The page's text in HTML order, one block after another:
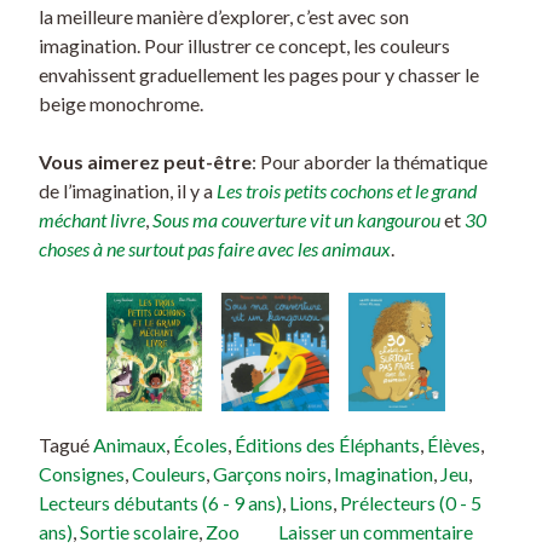
la meilleure manière d’explorer, c’est avec son
imagination. Pour illustrer ce concept, les couleurs
envahissent graduellement les pages pour y chasser le
beige monochrome.
Vous aimerez peut-être: Pour aborder la thématique
de l’imagination, il y a Les trois petits cochons et le grand
méchant livre Sous ma couverture vit un kangourouet30
choses à ne surtout pas faire avec les animaux
TaguéAnimaux, Écoles, Éditions des Éléphants, Élèves,
Consignes,Couleurs,Garçons noirs, Imagination, Jeu,
Lecteurs débutants (6 - 9 ans), Lions, Prélecteurs (0 - 5
ans),Sortie scolaire, Zoo Laisser un commentaire